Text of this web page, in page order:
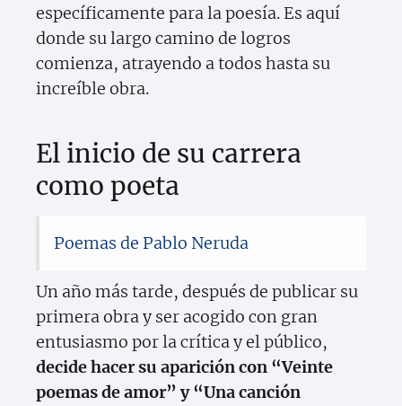
específicamente para la poesía. Es aquí
donde su largo camino de logros
comienza, atrayendo a todos hasta su
increíble obra.
El inicio de su carrera
como poeta
Poemas de Pablo Neruda
Un año más tarde, después de publicar su
primera obra y ser acogido con gran
entusiasmo por la crítica y el público,
decide hacer su aparición con “Veinte
poemas de amor” y “Una canción